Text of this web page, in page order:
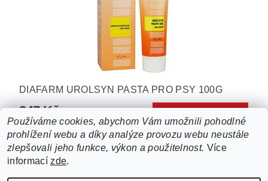
DIAFARM UROLSYN PASTA PRO PSY 100G
247 Kč
10položek celkem
Používáme cookies, abychom Vám umožnili pohodlné
prohlížení webu a díky analýze provozu webu neustále
zlepšovali jeho funkce, výkon a použitelnost. Více
informacízde.